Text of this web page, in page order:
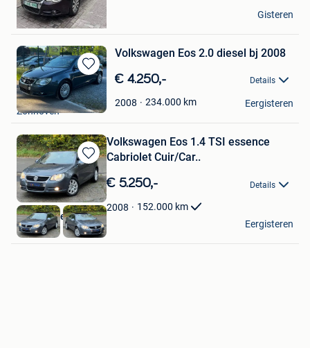
Talbeau
Destelbergen
Gisteren
Bewaren
in
Mijn
Favorieten
Volkswagen Eos 2.0 diesel bj 2008
€ 4.250,- Details
2008 234.000 km
Ewa Cars
Zonhoven
Eergisteren
Bewaren
in
Mijn
Favorieten
Volkswagen Eos 1.4 TSI essence
Cabriolet Cuir/Car..
€ 5.250,- Details
2008 152.000 km
Arm-Concept
Hekelgem
Eergisteren